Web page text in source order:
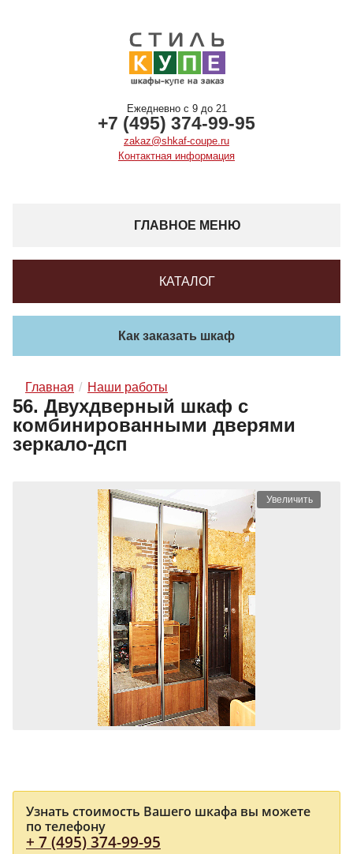
Ежедневно с 9 до 21
+7 (495) 374-99-95
zakaz@shkaf-coupe.ru
Контактная информация
ГЛАВНОЕ МЕНЮ
КАТАЛОГ
Как заказать шкаф
Главная Наши работы
56. Двухдверный шкаф с
комбинированными дверями
зеркало-дсп
Увеличить
Узнать стоимость Вашего шкафа вы можете
по телефону
+ 7 (495) 374-99-95